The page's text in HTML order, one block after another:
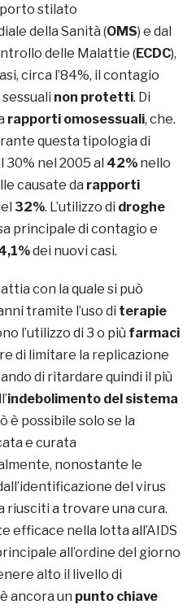
stilato
della Sanità (OMS) e dal
delle Malattie (ECDC),
circa l’84%, il contagio
non protetti. Di
rapporti omosessuali, che.
questa tipologia di
30% nel 2005 al 42%nello
causate da rapporti
32%. L’utilizzo di droghe
principale di contagio e
dei nuovi casi.
con la quale si può
tramite l’uso di terapie
l’utilizzo di 3 o più farmaci
di limitare la replicazione
di ritardare quindi il più
indebolimento del sistema
è possibile solo se la
e curata
nonostante le
del virus
riusciti a trovare una cura.
efficace nella lotta all’AIDS
all’ordine del giorno
alto il livello di
ancora un punto chiave